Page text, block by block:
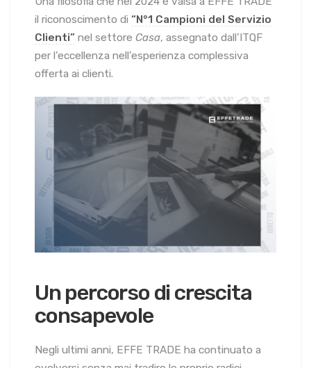
il riconoscimento di “N°1 Campioni del Servizio
Clienti” nel settore Casa, assegnato dall’ITQF
per l’eccellenza nell’esperienza complessiva
offerta ai clienti.
Un percorso di crescita
consapevole
Negli ultimi anni, EFFE TRADE ha continuato a